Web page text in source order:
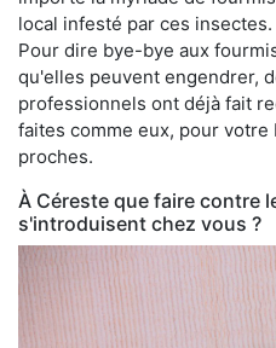
local infesté par ces insectes.
Pour dire bye-bye aux
qu'elles peuvent engendrer,
professionnels ont déjà fait
faites comme eux, pour
proches.
À Céreste que faire contre
s'introduisent chez vous ?